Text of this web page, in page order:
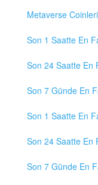
Metaverse
Son 1 Saatte En
Son 24 Saatte En
Son 7 Günde En
Son 1 Saatte En
Son 24 Saatte En
Son 7 Günde En